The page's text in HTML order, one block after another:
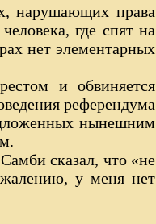
нарушающих права
где спят на
нет элементарных
и обвиняется
референдума
нынешним
сказал, что «не
у меня нет